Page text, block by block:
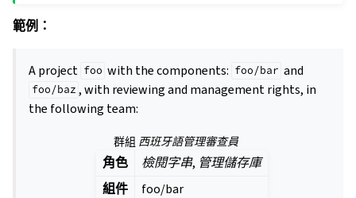
範例：
A project foo with the components: foo/bar and
foo/baz , with reviewing and management rights, in
the following team:
群組 西班牙語管理審查員
角色 檢閱字串, 管理儲存庫
組件
foo/bar